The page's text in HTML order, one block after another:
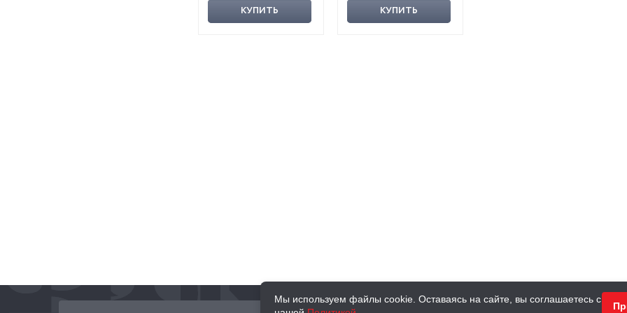
КУПИТЬ КУПИТЬ
Мы используем файлы cookie. Оставаясь на сайте, вы соглашаетесь с